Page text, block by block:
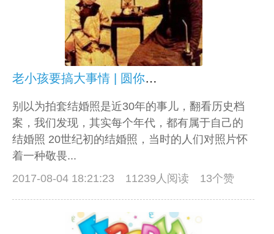
老小孩要搞大事情 | 圆你一个婚纱梦
别以为拍套结婚照是近30年的事儿，翻看历史档
案，我们发现，其实每个年代，都有属于自己的
结婚照 20世纪初的结婚照，当时的人们对照片怀
着一种敬畏...
2017-08-04 18:21:23
11239人阅读 13个赞